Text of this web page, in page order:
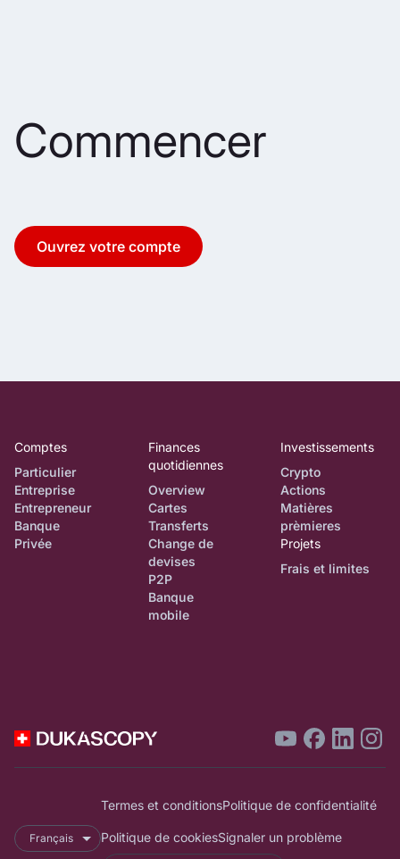
Commencer
Ouvrez votre compte
Comptes
Particulier
Entreprise
Entrepreneur
Banque
Privée
Finances
quotidiennes
Overview
Cartes
Transferts
Change de
devises
P2P
Banque
mobile
Investissements
Crypto
Actions
Matières
prèmieres
Projets
Frais et limites
Français
Termes et conditionsPolitique de confidentialité
Politique de cookiesSignaler un problème